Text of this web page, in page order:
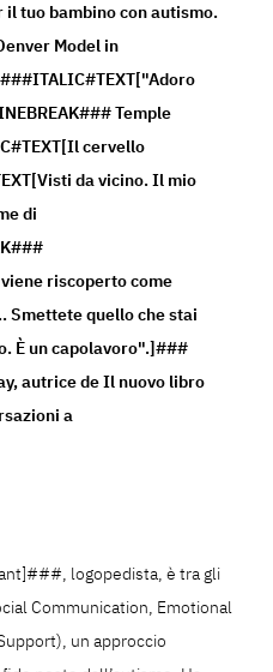
tuo bambino con autismo.
Model in
Temple
cervello
da vicino. Il mio
di
riscoperto come
Smettete quello che stai
È un capolavoro".]###
autrice de Il nuovo libro
a
logopedista, è tra gli
Communication, Emotional
un approccio